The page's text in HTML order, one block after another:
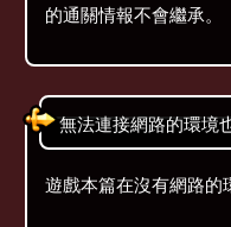
的通關情報不會繼承。
無法連接網路的環境
遊戲本篇在沒有網路的